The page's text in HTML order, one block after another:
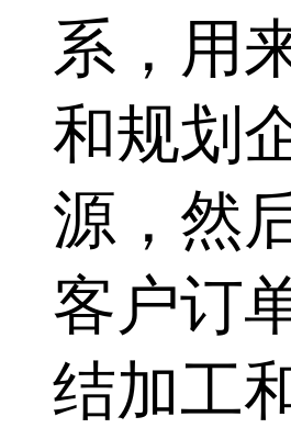
系，用
和规划
源，然
客户订
结加工